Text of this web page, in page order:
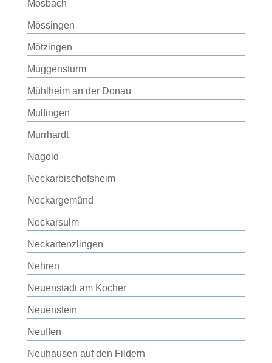
Mosbach
Mössingen
Mötzingen
Muggensturm
Mühlheim an der Donau
Mulfingen
Murrhardt
Nagold
Neckarbischofsheim
Neckargemünd
Neckarsulm
Neckartenzlingen
Nehren
Neuenstadt am Kocher
Neuenstein
Neuffen
Neuhausen auf den Fildern